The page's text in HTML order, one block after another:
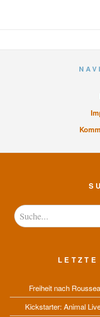
LETZTE
Freiheit nach
Kickstarter: Animal